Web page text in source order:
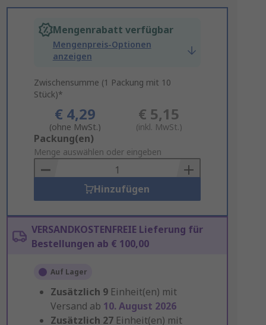
Mengenrabatt verfügbar
Mengenpreis-Optionen
anzeigen
Zwischensumme (1 Packung mit 10
Stück)*
€ 4,29
(ohne MwSt.)
€ 5,15
(inkl. MwSt.)
Add
to
Basket
Packung(en)
Menge auswählen oder eingeben
Hinzufügen
VERSANDKOSTENFREIE Lieferung für
Bestellungen ab € 100,00
Auf Lager
Zusätzlich 9 Einheit(en) mit
Versand ab 10. August 2026
Zusätzlich 27 Einheit(en) mit